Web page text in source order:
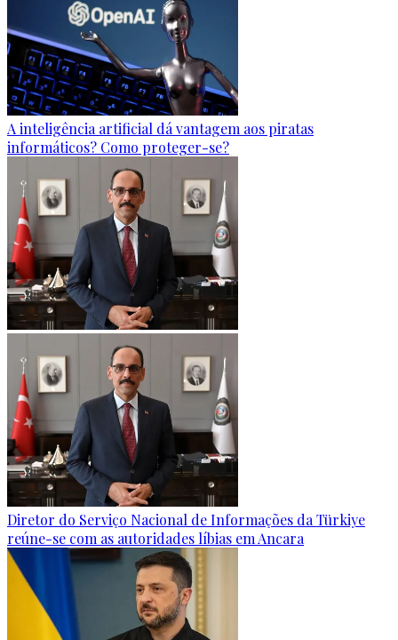
A inteligência artificial dá vantagem aos piratas
informáticos? Como proteger-se?
Diretor do Serviço Nacional de Informações da Türkiye
reúne-se com as autoridades líbias em Ancara